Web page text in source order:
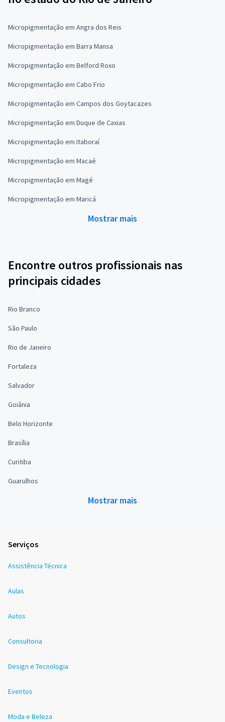
Micropigmentação em Angra dos Reis
Micropigmentação em Barra Mansa
Micropigmentação em Belford Roxo
Micropigmentação em Cabo Frio
Micropigmentação em Campos dos Goytacazes
Micropigmentação em Duque de Caxias
Micropigmentação em Itaboraí
Micropigmentação em Macaé
Micropigmentação em Magé
Micropigmentação em Maricá
Mostrar mais
Encontre outros profissionais nas
principais cidades
Rio Branco
São Paulo
Rio de Janeiro
Fortaleza
Salvador
Goiânia
Belo Horizonte
Brasília
Curitiba
Guarulhos
Mostrar mais
Serviços
Assistência Técnica
Aulas
Autos
Consultoria
Design e Tecnologia
Eventos
Moda e Beleza